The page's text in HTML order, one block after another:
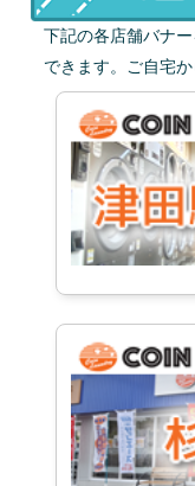
下記の各店舗バナ
できます。ご自宅